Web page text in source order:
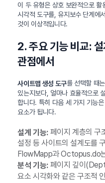
이 두 유형은 상호 보완적으로
시각적 도구를, 유지보수 단계에
것이 이상적입니다.
2. 주요 기능 비교:
관점에서
사이트맵 생성 도구를 선택할 때
있는지보다, 얼마나 효율적으로
합니다. 특히 다음 세 가지 기능
요소가 됩니다.
설계 기능:페이지 계층의 구
설정 등 사이트의 설계도를
FlowMapp과 Octopus.do
분석 기능:페이지 깊이
요소 시각화와 같은 구조적